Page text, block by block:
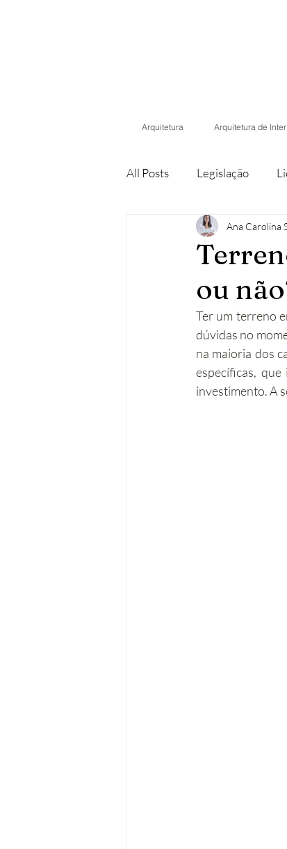
Arquitetura Arquitetura de
All Posts Legislação
Propriedade Horizontal
Lei dos solos Simplex
Operações urbanísticas
Acessibilidades
ou
Ana Carolina
Ter um terreno
dúvidas no
na maioria dos
específicas,
investimento. A